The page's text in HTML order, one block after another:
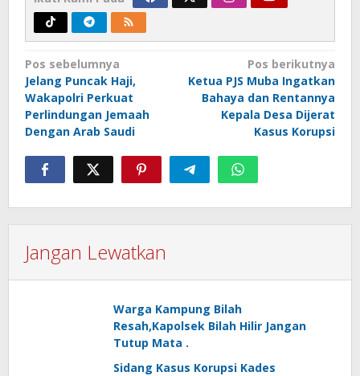
Navigasi
pos
Pos sebelumnya
Jelang Puncak Haji,
Wakapolri Perkuat
Perlindungan Jemaah
Dengan Arab Saudi
Pos berikutnya
Ketua PJS Muba Ingatkan
Bahaya dan Rentannya
Kepala Desa Dijerat
Kasus Korupsi
Jangan Lewatkan
Warga Kampung Bilah
Resah,Kapolsek Bilah Hilir Jangan
Tutup Mata .
Sidang Kasus Korupsi Kades